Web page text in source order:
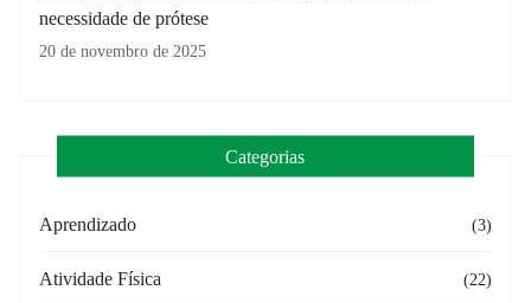
necessidade de prótese
20 de novembro de 2025
Categorias
Aprendizado (3)
Atividade Física (22)